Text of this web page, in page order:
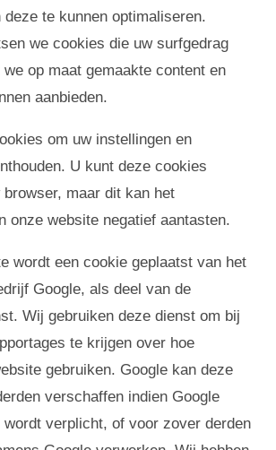
deze te kunnen optimaliseren.
we cookies die uw surfgedrag
we op maat gemaakte content en
aanbieden.
om uw instellingen en
U kunt deze cookies
maar dit kan het
onze website negatief aantasten.
wordt een cookie geplaatst van het
Google, als deel van de
Wij gebruiken deze dienst om bij
te krijgen over hoe
gebruiken. Google kan deze
verschaffen indien Google
verplicht, of voor zover derden